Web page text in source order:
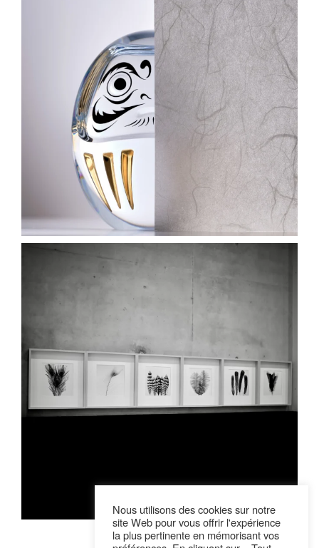
Suivre sur Instagram
Nous utilisons des cookies sur notre
site Web pour vous offrir l'expérience
la plus pertinente en mémorisant vos